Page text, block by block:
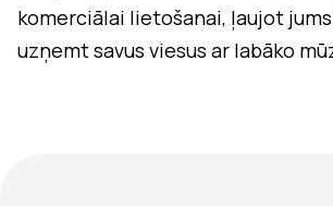
komerciālai lietošanai, ļaujot
uzņemt savus viesus ar labāko